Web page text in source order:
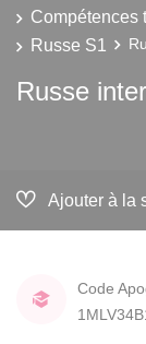
Compétences
Russe S1
Russe
Ajouter à la
Code